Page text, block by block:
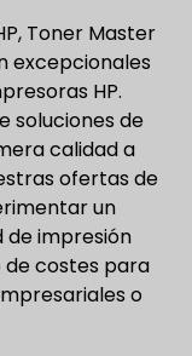
Toner Master
excepcionales
HP.
soluciones de
calidad a
ofertas de
un
de impresión
costes para
o